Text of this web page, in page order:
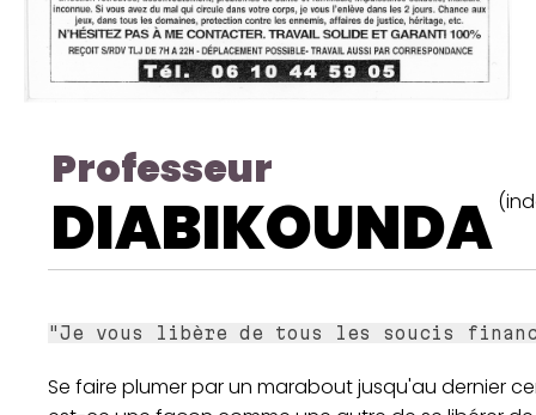
Professeur
DIABIKOUNDA
"Je vous libère de tous les soucis
Se faire plumer par un marabout jusqu'au dernier